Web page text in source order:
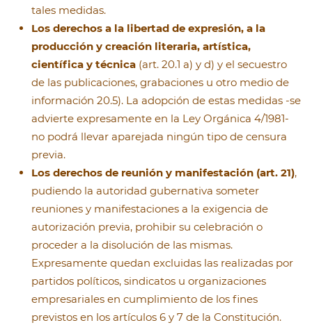
tales medidas.
Los derechos a la libertad de expresión, a la
producción y creación literaria, artística,
científica y técnica (art. 20.1 a) y d) y el secuestro
de las publicaciones, grabaciones u otro medio de
información 20.5). La adopción de estas medidas -se
advierte expresamente en la Ley Orgánica 4/1981-
no podrá llevar aparejada ningún tipo de censura
previa.
Los derechos de reunión y manifestación (art. 21),
pudiendo la autoridad gubernativa someter
reuniones y manifestaciones a la exigencia de
autorización previa, prohibir su celebración o
proceder a la disolución de las mismas.
Expresamente quedan excluidas las realizadas por
partidos políticos, sindicatos u organizaciones
empresariales en cumplimiento de los fines
previstos en los artículos 6 y 7 de la Constitución.